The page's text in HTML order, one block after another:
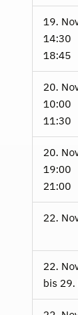
19.
14:30
18:45
20.
10:00
11:30
20.
19:00
21:00
22.
22.
bis 29.